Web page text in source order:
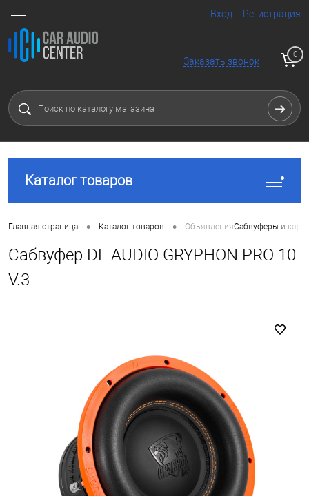
Вход Регистрация
Заказать звонок
0
Каталог товаров
Главная страница • Каталог товаров • ОбъявленияСабвуферы и
Сабвуфер DL AUDIO GRYPHON PRO 10
V.3